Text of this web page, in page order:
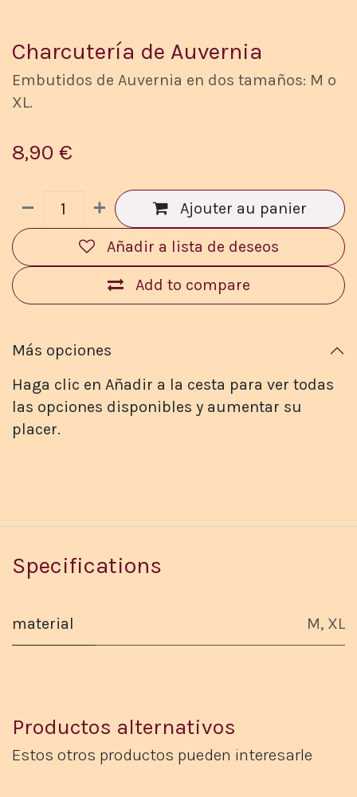
Charcutería de Auvernia
Embutidos de Auvernia en dos tamaños: M o
XL.
8,90 €
Ajouter au panier
Add to compare
Añadir a lista de deseos
Más opciones
Haga clic en Añadir a la cesta para ver todas
las opciones disponibles y aumentar su
placer.
Specifications
material M, XL
Productos alternativos
Estos otros productos pueden interesarle​